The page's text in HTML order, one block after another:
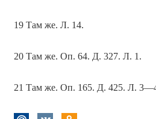
19 Там же. Л. 14.
20 Там же. Оп. 64. Д. 327. Л. 1.
21 Там же. Оп. 165. Д. 425. Л.